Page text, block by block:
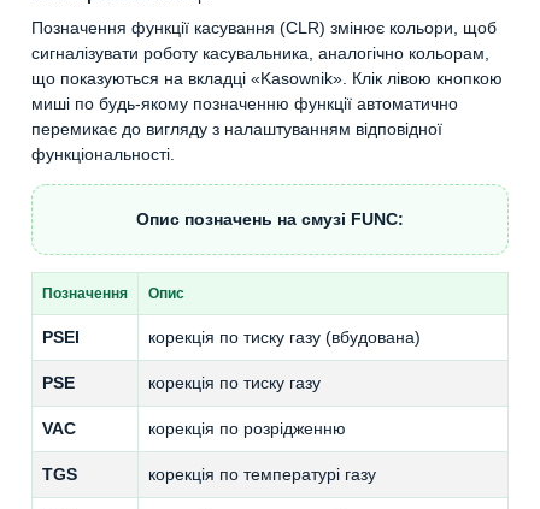
Позначення функції касування (CLR) змінює кольори, щоб
сигналізувати роботу касувальника, аналогічно кольорам,
що показуються на вкладці «Kasownik». Клік лівою кнопкою
миші по будь-якому позначенню функції автоматично
перемикає до вигляду з налаштуванням відповідної
функціональності.
Опис позначень на смузі FUNC:
Позначення Опис
PSEI корекція по тиску газу (вбудована)
PSE корекція по тиску газу
VAC корекція по розрідженню
TGS корекція по температурі газу